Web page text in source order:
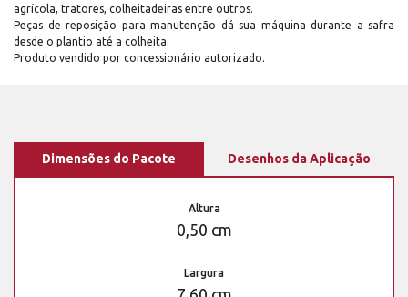
agrícola, tratores, colheitadeiras entre outros.
Peças de reposição para manutenção dá sua máquina durante a safra
desde o plantio até a colheita.
Produto vendido por concessionário autorizado.
Dimensões do Pacote Desenhos da Aplicação
Altura
0,50 cm
Largura